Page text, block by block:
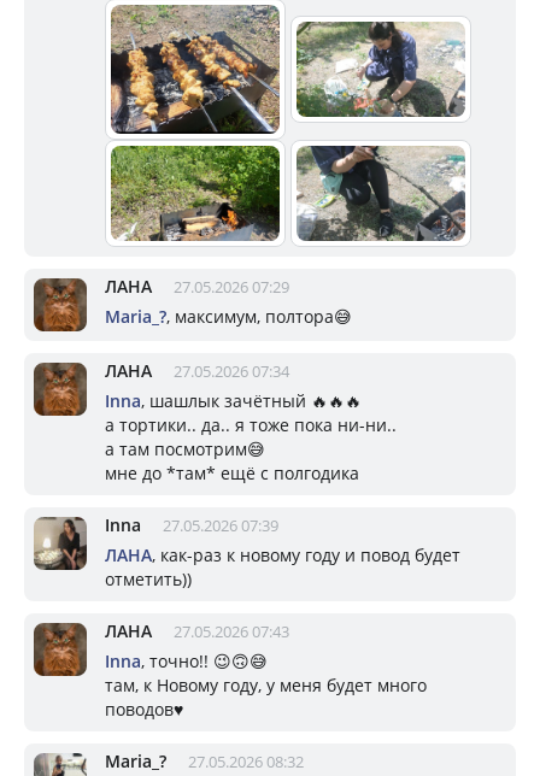
ЛАНА 27.05.2026 07:29
Mariа_?, максимум, полтора😅
ЛАНА 27.05.2026 07:34
Inna, шашлык зачётный 🔥🔥🔥
а тортики.. да.. я тоже пока ни-ни..
а там посмотрим😅
мне до *там* ещё с полгодика
Inna 27.05.2026 07:39
ЛАНА, как-раз к новому году и повод будет
отметить))
ЛАНА 27.05.2026 07:43
Inna, точно!! 😉🙃😅
там, к Новому году, у меня будет много
поводов♥️
Mariа_? 27.05.2026 08:32